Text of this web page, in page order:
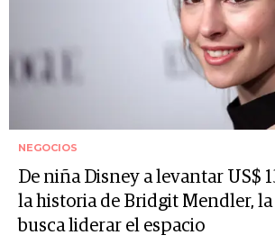
NEGOCIOS
De niña Disney a levantar US$
la historia de Bridgit Mendler, la
busca liderar el espacio